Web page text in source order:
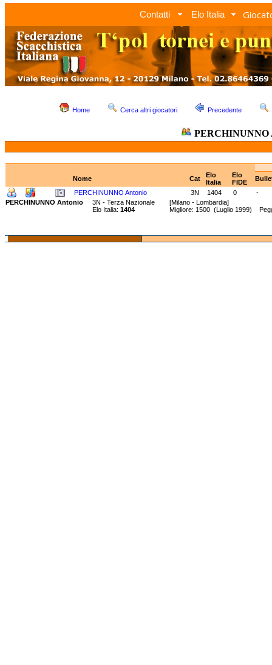
Contatti Elo Italia
Home Cerca altri giocatori Precedente
PERCHINUNNO
Nome Cat
Elo
Italia
Elo
FIDE
PERCHINUNNO Antonio
3N 1404 0
-
PERCHINUNNO Antonio
3N - Terza Nazionale [Milano - Lombardia]
Elo Italia: 1404 Migliore: 1500 (Luglio 1999)